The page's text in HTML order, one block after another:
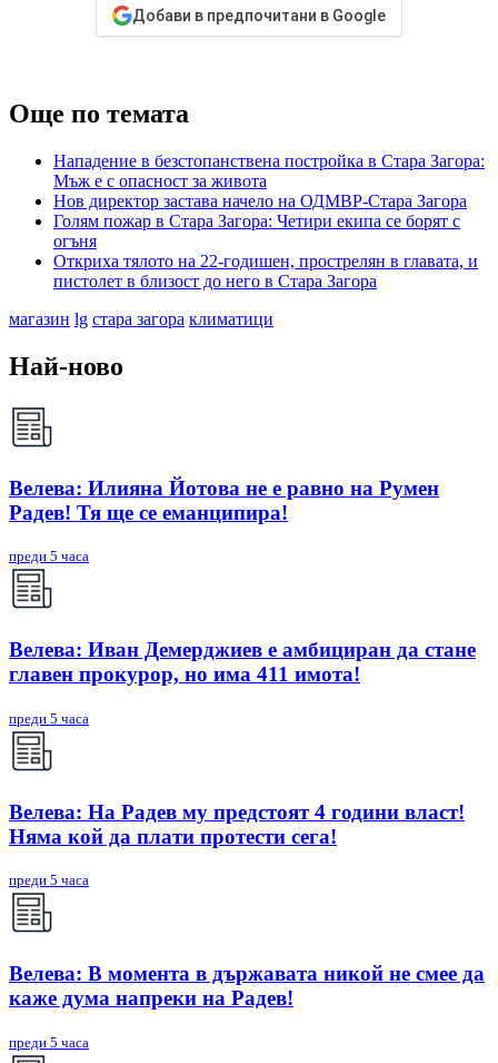
Добави в предпочитани в Google
Още по темата
Нападение в безстопанствена постройка в Стара Загора:
Мъж е с опасност за живота
Нов директор застава начело на ОДМВР-Стара Загора
Голям пожар в Стара Загора: Четири екипа се борят с
огъня
Откриха тялото на 22-годишен, прострелян в главата, и
пистолет в близост до него в Стара Загора
магазин lg стара загора климатици
Най-ново
Велева: Илияна Йотова не е равно на Румен
Радев! Тя ще се еманципира!
преди 5 часа
Велева: Иван Демерджиев е амбициран да стане
главен прокурор, но има 411 имота!
преди 5 часа
Велева: На Радев му предстоят 4 години власт!
Няма кой да плати протести сега!
преди 5 часа
Велева: В момента в държавата никой не смее да
каже дума напреки на Радев!
преди 5 часа